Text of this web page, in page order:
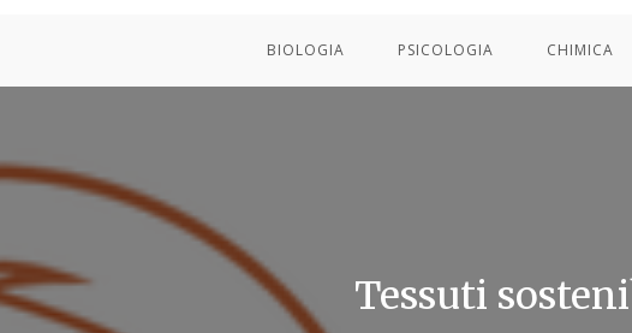
BIOLOGIA PSICOLOGIA CHIMICA
Tessuti